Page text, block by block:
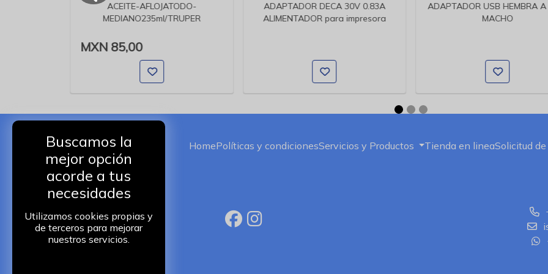
Buscamos la
mejor opción
acorde a tus
necesidades
Utilizamos cookies propias y
de terceros para mejorar
nuestros servicios.
ACEITE-AFLOJATODO-
MEDIANO235ml/TRUPER
MXN 85,00
ADAPTADOR DECA 30V 0.83A
ALIMENTADOR para impresora
ADAPTADOR USB HEMBRA
MACHO
HomePolíticas y condicionesServicios y Productos Tienda en lineaSolicitud